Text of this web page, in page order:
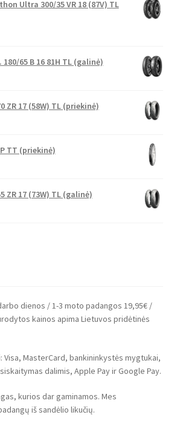
Ultra 300/35 VR 18 (87V) TL
65 B 16 81H TL (galinė)
ZR 17 (58W) TL (priekinė)
TT (priekinė)
ZR 17 (73W) TL (galinė)
dienos / 1-3 moto padangos 19,95€ /
kainos apima Lietuvos pridėtinės
Visa, MasterCard, bankininkystės mygtukai,
dalimis, Apple Pay ir Google Pay.
kurios dar gaminamos. Mes
iš sandėlio likučių.